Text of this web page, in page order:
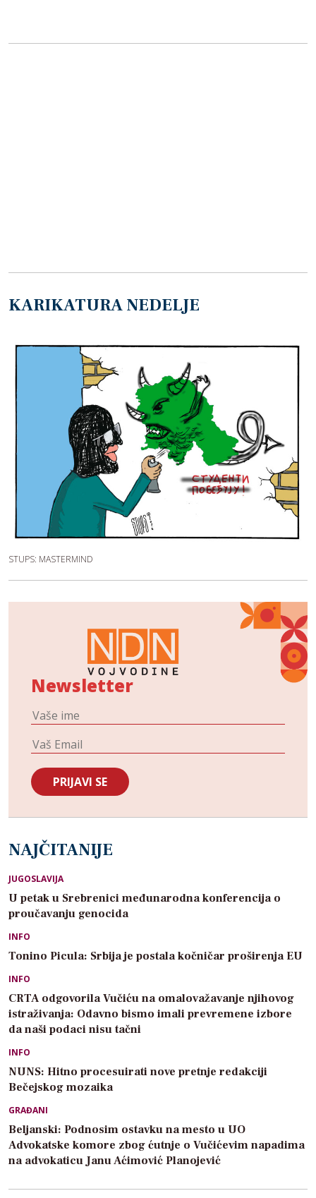
KARIKATURA NEDELJE
STUPS: MASTERMIND
Newsletter
NAJČITANIJE
JUGOSLAVIJA
U petak u Srebrenici međunarodna konferencija o
proučavanju genocida
INFO
Tonino Picula: Srbija je postala kočničar proširenja EU
INFO
CRTA odgovorila Vučiću na omalovažavanje njihovog
istraživanja: Odavno bismo imali prevremene izbore
da naši podaci nisu tačni
INFO
NUNS: Hitno procesuirati nove pretnje redakciji
Bečejskog mozaika
GRAĐANI
Beljanski: Podnosim ostavku na mesto u UO
Advokatske komore zbog ćutnje o Vučićevim napadima
na advokaticu Janu Aćimović Planojević